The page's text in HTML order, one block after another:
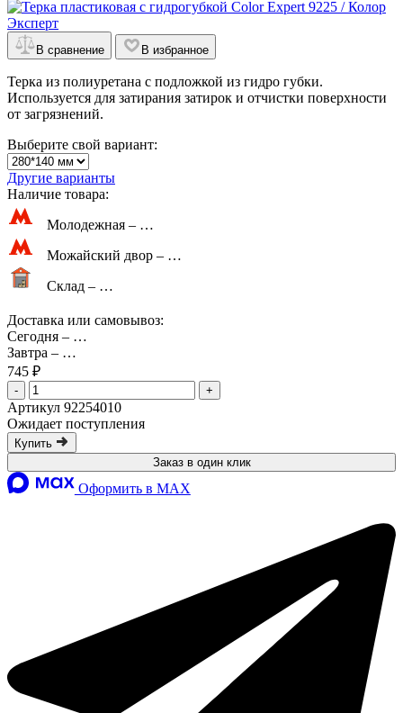
В сравнение В избранное
Терка из полиуретана с подложкой из гидро губки.
Используется для затирания затирок и отчистки поверхности
от загрязнений.
Выберите свой вариант:
Другие варианты
Наличие товара:
Молодежная – …
Можайский двор – …
Склад – …
Доставка или самовывоз:
Сегодня – …
Завтра – …
745 ₽
- +
Артикул 92254010
Ожидает поступления
Купить
Заказ в один клик
Оформить в MAX